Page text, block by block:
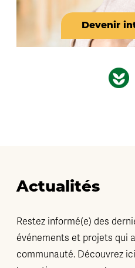
Devenir
Actualités
Restez informé(e) des
événements et projets qui
communauté. Découvrez